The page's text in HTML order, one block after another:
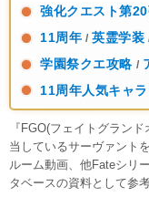
強化クエスト第
11周年 / 英霊学装
学園祭クエ攻略 /
11周年人気キャ
『FGO(フェイトグラン
当しているサーヴァント
ルーム動画、他Fateシリ
タベースの資料として参